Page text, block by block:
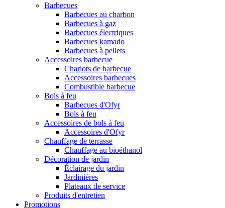
Barbecues
Barbecues au charbon
Barbecues à gaz
Barbecues électriques
Barbecues kamado
Barbecues à pellets
Accessoires barbecue
Chariots de barbecue
Accessoires barbecues
Combustible barbecue
Bols à feu
Barbecues d'Ofyr
Bols à feu
Accessoires de bols à feu
Accessoires d'Ofyr
Chauffage de terrasse
Chauffage au bioéthanol
Décoration de jardin
Éclairage du jardin
Jardinières
Plateaux de service
Produits d'entretien
Promotions